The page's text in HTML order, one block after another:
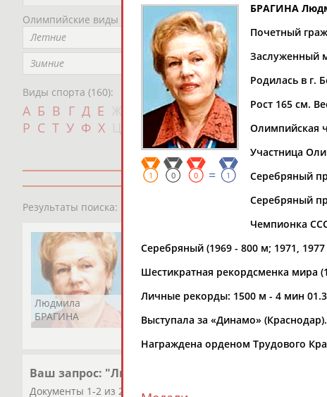
Олимпийские виды спорта
Летние
Зимние
Виды спорта (160):
А Б В Г Д Е И К Л М Н О
П
Р С Т У Ф Х Ш Щ Э Ю Я
Не
Не
Дата
с
Результаты поиска:
Людмила
БРАГИНА
Ваш запрос: "Людмила БРАГИНА"
Документы 1-2 из 2 найденных уникальных документов
1 0 0 = 1
БРАГИНА
Почетный
Заслуженный
Родилась в г.
Рост 165 см.
Олимпийская
Участница
Серебряный
Серебряный
Чемпионка
Серебряный (1969 - 800 м; 1971,
Шестикратная рекордсменка мира
Личные рекорды: 1500 м - 4 мин
Выступала за «Динамо» (Краснодар).
Награждена орденом Трудового